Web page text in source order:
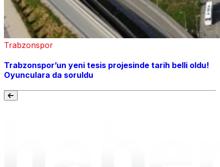
Trabzonspor
Trabzonspor’un yeni tesis projesinde tarih belli oldu!
Oyunculara da soruldu